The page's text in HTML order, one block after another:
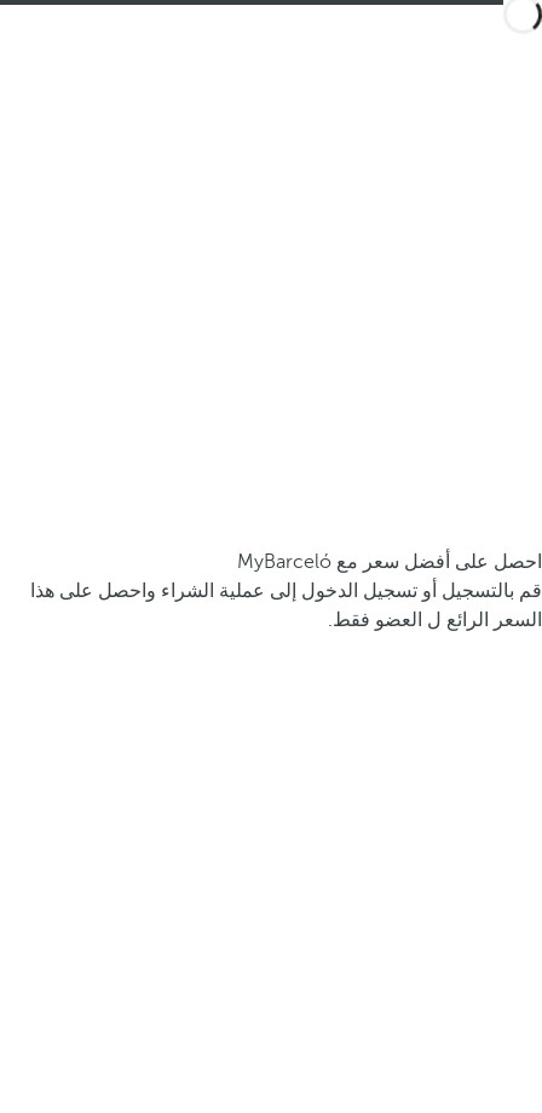
احصل على أفضل سعر مع MyBarceló
قم بالتسجيل أو تسجيل الدخول إلى عملية الشراء واحصل على هذا
السعر الرائع ل العضو فقط.